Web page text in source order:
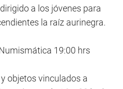
a los jóvenes para
la raíz aurinegra.
19:00 hrs
objetos vinculados a